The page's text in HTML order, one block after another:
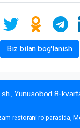
Biz bilan bog'lanish
Yunusobod 8-
restorani roʻparasida,